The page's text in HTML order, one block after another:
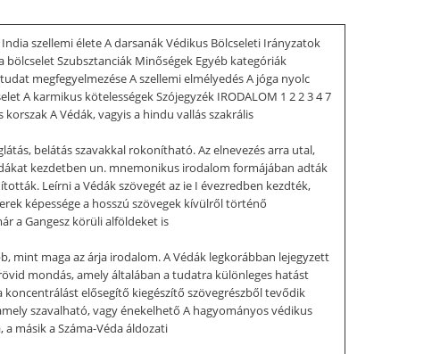
India szellemi élete A darsanák Védikus Bölcseleti Irányzatok
Szubsztanciák Minőségek Egyéb kategóriák
megfegyelmezése A szellemi elmélyedés A jóga nyolc
A karmikus kötelességek Szójegyzék IRODALOM 1 2 2 3 4 7
korszak A Védák, vagyis a hindu vallás szakrális
belátás szavakkal rokonítható. Az elnevezés arra utal,
kezdetben un. mnemonikus irodalom formájában adták
Leírni a Védák szövegét az ie I évezredben kezdték,
képessége a hosszú szövegek kívülről történő
a Gangesz körüli alföldeket is
mint maga az árja irodalom. A Védák legkorábban lejegyzett
mondás, amely általában a tudatra különleges hatást
elősegítő kiegészítő szövegrészből tevődik
szavalható, vagy énekelhető A hagyományos védikus
másik a Száma-Véda áldozati